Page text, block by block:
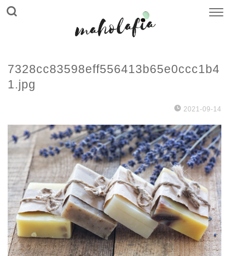
7328cc83598eff556413b65e0ccc1b4
1.jpg
2021-09-14